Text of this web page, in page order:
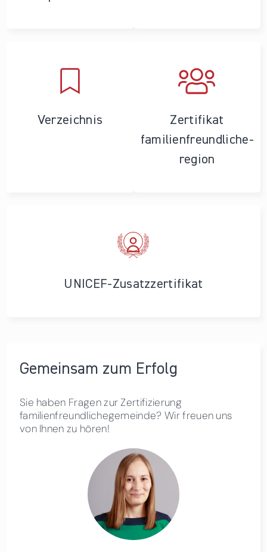
Verzeichnis
Zertifikat
familienfreundliche­
region
UNICEF-Zusatzzertifikat
Gemeinsam zum Erfolg
Sie haben Fragen zur Zertifizierung
familienfreundlichegemeinde? Wir freuen uns
von Ihnen zu hören!